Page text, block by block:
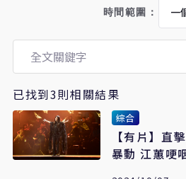
時間範圍：
已找到3則相關結果
綜合
【有片】直擊解
暴動 江蕙